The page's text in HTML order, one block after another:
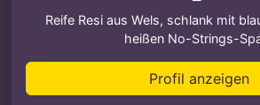
Reife Resi aus Wels, schlank mit
heißen No-Strings-
Profil anzeigen